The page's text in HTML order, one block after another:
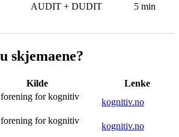
AUDIT + DUDIT 5 min
skjemaene?
Kilde
Lenke
for kognitiv
kognitiv.no
for kognitiv
kognitiv.no